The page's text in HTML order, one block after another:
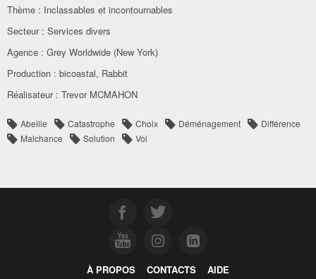
Thème : Inclassables et incontournables
Secteur : Services divers
Agence : Grey Worldwide (New York)
Production : bicoastal, Rabbit
Réalisateur : Trevor MCMAHON
Abeille Catastrophe Choix Déménagement
Différence
Malchance
Solution Vol
À PROPOS CONTACTS AIDE